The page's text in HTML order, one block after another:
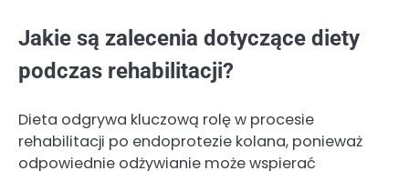
Jakie są zalecenia dotyczące diety
podczas rehabilitacji?
Dieta odgrywa kluczową rolę w procesie
rehabilitacji po endoprotezie kolana, ponieważ
odpowiednie odżywianie może wspierać